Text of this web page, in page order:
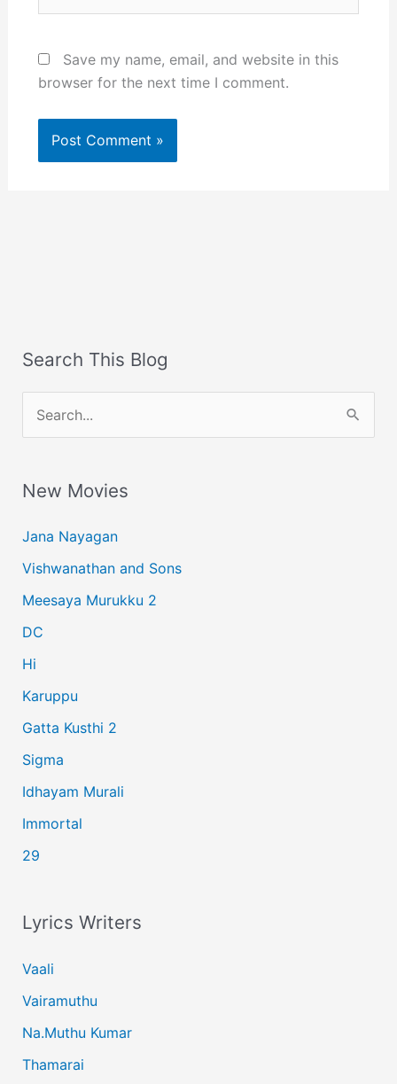
Save my name, email, and website in this
browser for the next time I comment.
Search This Blog
e
r
h
f
o
r
:
New Movies
Jana Nayagan
Vishwanathan and Sons
Meesaya Murukku 2
DC
Hi
Karuppu
Gatta Kusthi 2
Sigma
Idhayam Murali
Immortal
29
Lyrics Writers
Vaali
Vairamuthu
Na.Muthu Kumar
Thamarai